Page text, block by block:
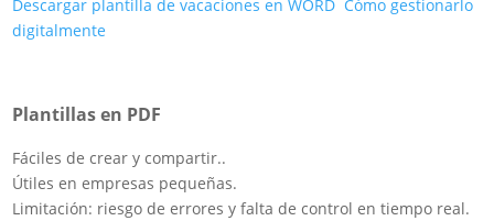
Descargar plantilla de vacaciones en WORD Cómo gestionarlo
digitalmente
Plantillas en PDF
Fáciles de crear y compartir..
Útiles en empresas pequeñas.
Limitación: riesgo de errores y falta de control en tiempo real.